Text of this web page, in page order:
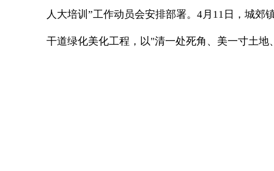
人大培训”工作动员会安排部署。 4月11日，城郊
干道绿化美化工程，以"清一处死角、美一寸土